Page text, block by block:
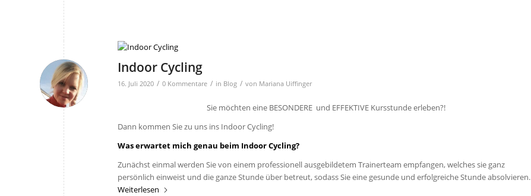
Indoor Cycling
16. Juli 2020 / 0 Kommentare / in Blog / von Mariana Uiffinger
Sie möchten eine BESONDERE und EFFEKTIVE Kursstunde erleben?!
Dann kommen Sie zu uns ins Indoor Cycling!
Was erwartet mich genau beim Indoor Cycling?
Zunächst einmal werden Sie von einem professionell ausgebildetem Trainerteam empfangen, welches sie ganz
persönlich einweist und die ganze Stunde über betreut, sodass Sie eine gesunde und erfolgreiche Stunde absolvieren.
Weiterlesen